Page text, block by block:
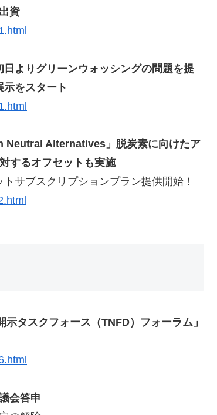
資
日よりグリーンウォッシングの問題を提
をスタート
Neutral Alternatives」脱炭素に向けたア
するオフセットも実施
サブスクリプションプラン提供開始！
タスクフォース（TNFD）フォーラム」
会答申